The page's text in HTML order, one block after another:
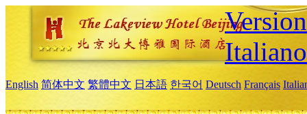
Italiano
English 简体中文 繁體中文 日本語 한국어 Deutsch Français